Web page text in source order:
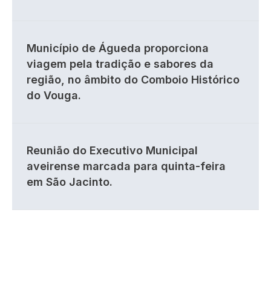
Município de Águeda proporciona
viagem pela tradição e sabores da
região, no âmbito do Comboio Histórico
do Vouga.
Reunião do Executivo Municipal
aveirense marcada para quinta-feira
em São Jacinto.